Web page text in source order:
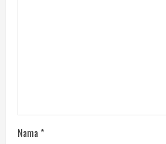
Nama *